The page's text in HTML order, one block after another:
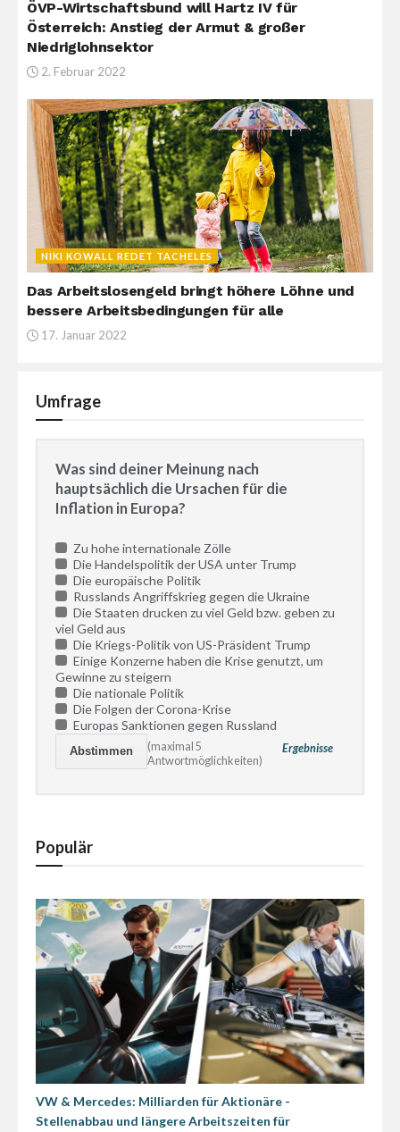
ÖVP-Wirtschaftsbund will Hartz IV für
Österreich: Anstieg der Armut & großer
Niedriglohnsektor
2. Februar 2022
NIKI KOWALL REDET TACHELES
Das Arbeitslosengeld bringt höhere Löhne und
bessere Arbeitsbedingungen für alle
17. Januar 2022
Umfrage
Was sind deiner Meinung nach
hauptsächlich die Ursachen für die
Inflation in Europa?
Zu hohe internationale Zölle
Die Handelspolitik der USA unter Trump
Die europäische Politik
Russlands Angriffskrieg gegen die Ukraine
Die Staaten drucken zu viel Geld bzw. geben zu
viel Geld aus
Die Kriegs-Politik von US-Präsident Trump
Einige Konzerne haben die Krise genutzt, um
Gewinne zu steigern
Die nationale Politik
Die Folgen der Corona-Krise
Europas Sanktionen gegen Russland
Ergebnisse
(maximal 5
Antwortmöglichkeiten)
Populär
VW & Mercedes: Milliarden für Aktionäre -
Stellenabbau und längere Arbeitszeiten für